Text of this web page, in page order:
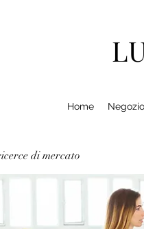
Home Negozio
di mercato